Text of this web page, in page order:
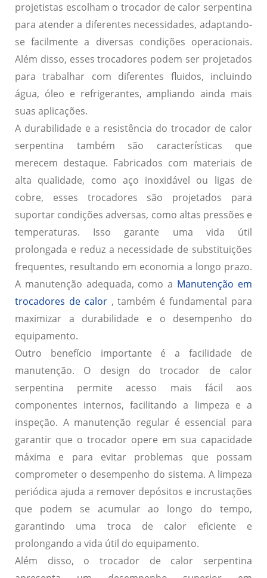
projetistas escolham o trocador de calor serpentina
para atender a diferentes necessidades, adaptando-
se facilmente a diversas condições operacionais.
Além disso, esses trocadores podem ser projetados
para trabalhar com diferentes fluidos, incluindo
água, óleo e refrigerantes, ampliando ainda mais
suas aplicações.
A durabilidade e a resistência do trocador de calor
serpentina também são características que
merecem destaque. Fabricados com materiais de
alta qualidade, como aço inoxidável ou ligas de
cobre, esses trocadores são projetados para
suportar condições adversas, como altas pressões e
temperaturas. Isso garante uma vida útil
prolongada e reduz a necessidade de substituições
frequentes, resultando em economia a longo prazo.
A manutenção adequada, como a Manutenção em
trocadores de calor , também é fundamental para
maximizar a durabilidade e o desempenho do
equipamento.
Outro benefício importante é a facilidade de
manutenção. O design do trocador de calor
serpentina permite acesso mais fácil aos
componentes internos, facilitando a limpeza e a
inspeção. A manutenção regular é essencial para
garantir que o trocador opere em sua capacidade
máxima e para evitar problemas que possam
comprometer o desempenho do sistema. A limpeza
periódica ajuda a remover depósitos e incrustações
que podem se acumular ao longo do tempo,
garantindo uma troca de calor eficiente e
prolongando a vida útil do equipamento.
Além disso, o trocador de calor serpentina